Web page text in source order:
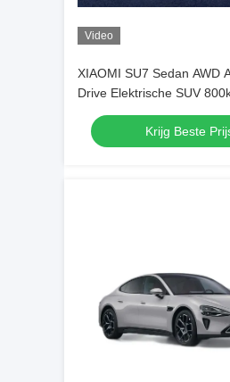
Video
XIAOMI SU7 Sedan AWD
Drive Elektrische SUV
PS 495kw/838nm R19
Krijg Beste